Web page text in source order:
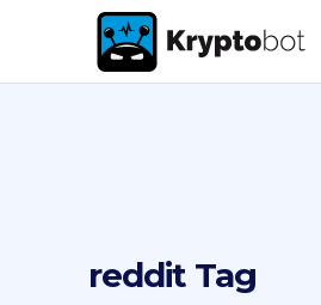
reddit Tag